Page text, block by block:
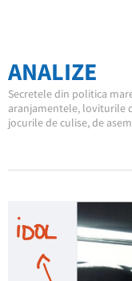
ANALIZE
Secretele din politica
aranjamentele, loviturile
jocurile de culise, de